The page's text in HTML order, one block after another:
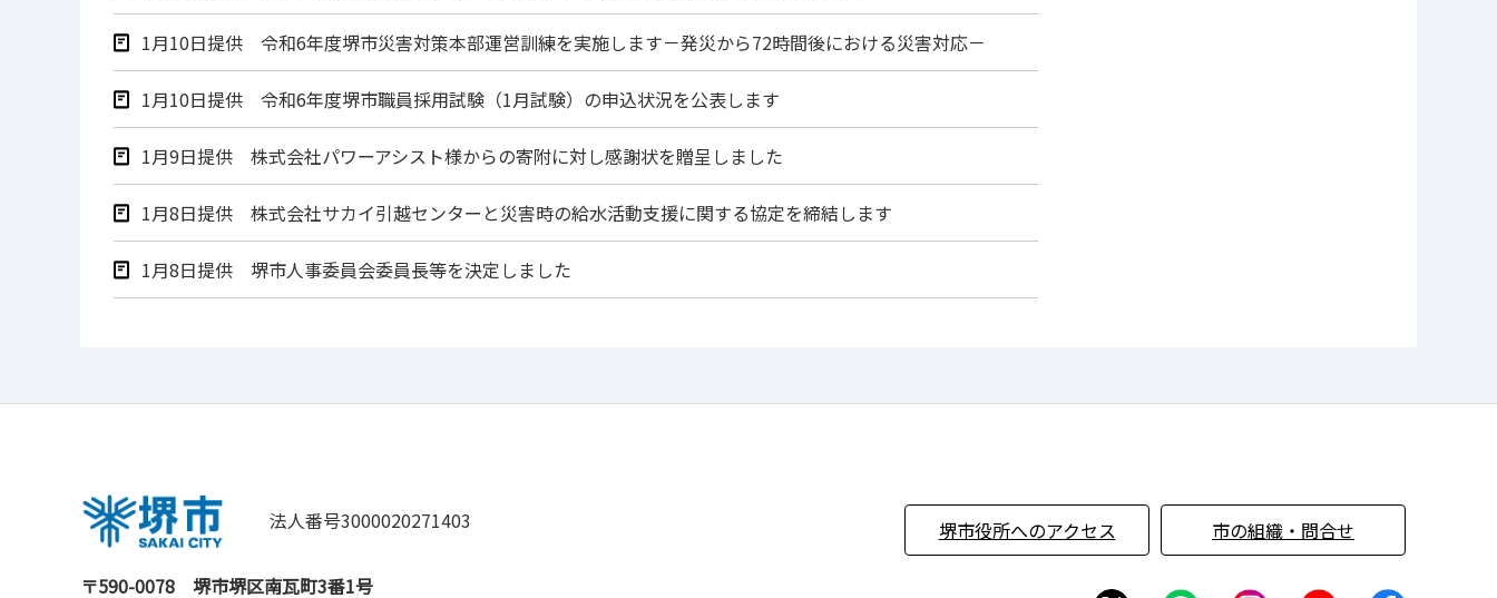
1月10日提供 令和6年度堺市災害対策本部運営訓練を実施します－発災から72時間後における災害対応－
1月10日提供 令和6年度堺市職員採用試験（1月試験）の申込状況を公表します
1月9日提供 株式会社パワーアシスト様からの寄附に対し感謝状を贈呈しました
1月8日提供 株式会社サカイ引越センターと災害時の給水活動支援に関する協定を締結します
1月8日提供 堺市人事委員会委員長等を決定しました
法人番号3000020271403
〒590-0078 堺市堺区南瓦町3番1号
堺市役所へのアクセス 市の組織・問合せ